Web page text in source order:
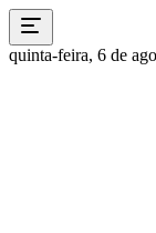
quinta-feira, 6 de